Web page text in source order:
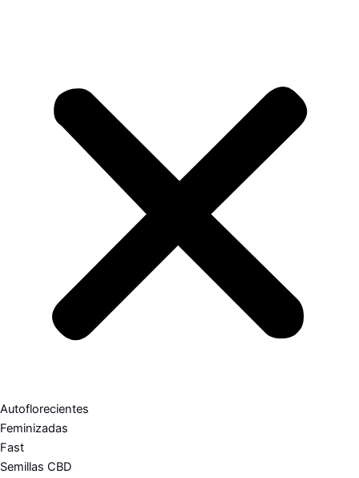
Autoflorecientes
Feminizadas
Fast
Semillas CBD